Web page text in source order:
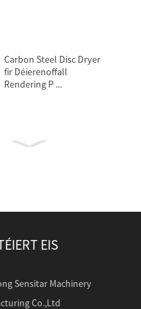
Carbon Steel Disc Dryer
fir Déierenoffall
Rendering P ...
Ueleg Drécken fir Déier
EIS
Sensitar Machinery
Co.,Ltd